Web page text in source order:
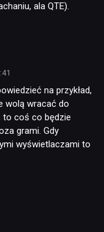
ala QTE).
na przykład,
wolą wracać do
to coś co będzie
grami. Gdy
wyświetlaczami to